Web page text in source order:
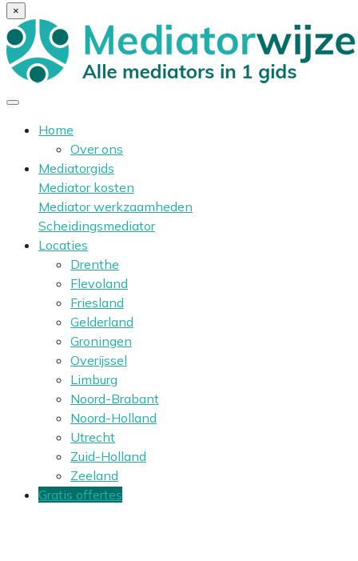
×
Home
Over ons
Mediatorgids
Mediator kosten
Mediator werkzaamheden
Scheidingsmediator
Locaties
Drenthe
Flevoland
Friesland
Gelderland
Groningen
Overijssel
Limburg
Noord-Brabant
Noord-Holland
Utrecht
Zuid-Holland
Zeeland
Gratis offertes